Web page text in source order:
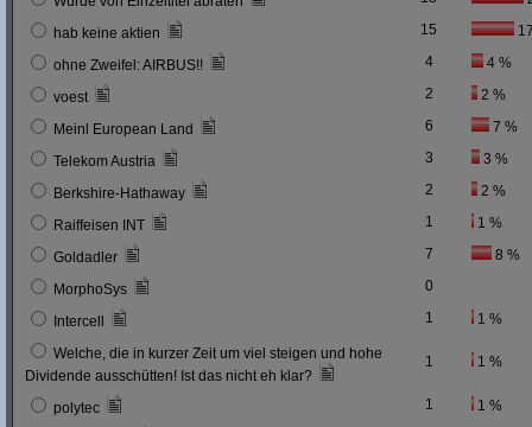
hab keine aktien 15
ohne Zweifel: AIRBUS!! 4 4 %
voest 2 2 %
Meinl European Land 6 7 %
Telekom Austria 3 3 %
Berkshire-Hathaway 2 2 %
Raiffeisen INT 1 1 %
Goldadler 7 8 %
MorphoSys 0
Intercell 1 1 %
Welche, die in kurzer Zeit um viel steigen und hohe
Dividende ausschütten! Ist das nicht eh klar?
1 1 %
polytec 1 1 %